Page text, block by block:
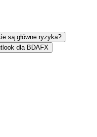
są główne ryzyka?
dla BDAFX